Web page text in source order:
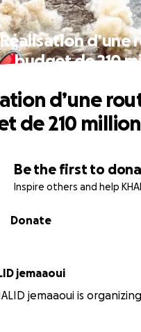
d’une
budget de 210
Be the first to
Inspire others and help
Donate
d’une
de 210
jemaaoui
jemaaoui is